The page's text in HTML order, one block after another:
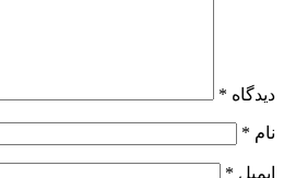
دیدگاه *
نام *
ایمیل *